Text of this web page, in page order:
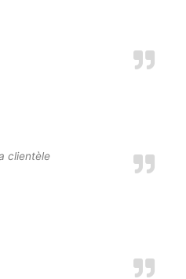
clientèle